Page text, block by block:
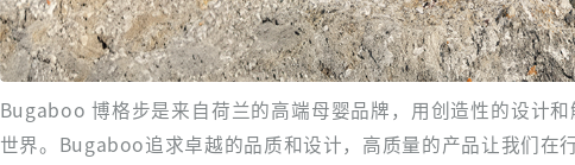
Bugaboo 博格步是来自荷兰的高端母婴品牌，用创造性的设计
世界。Bugaboo追求卓越的品质和设计，高质量的产品让我们在